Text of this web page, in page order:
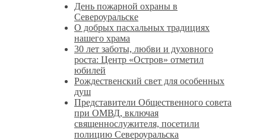
День пожарной охраны в
Североуральске
О добрых пасхальных традициях
нашего храма
30 лет заботы, любви и духовного
роста: Центр «Остров» отметил
юбилей
Рождественский свет для особенных
душ
Представители Общественного совета
при ОМВД, включая
священнослужителя, посетили
полицию Североуральска